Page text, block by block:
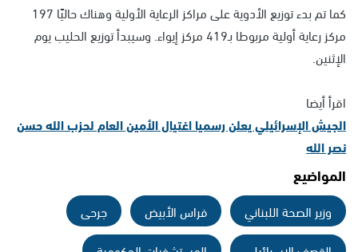
كما تم بدء توزيع الأدوية على مراكز الرعاية الأولية وهناك حاليًا 197
مركز رعاية أولية مربوطا بـ419 مركز إيواء. وسيبدأ توزيع الحليب يوم
الإثنين.
اقرأ أيضا
الجيش الإسرائيلي يعلن رسميا اغتيال الأمين العام لحزب الله حسن
نصر الله
المواضيع
وزير الصحة اللبناني فراس الأبيض
جرحى